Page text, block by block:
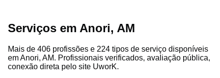
Serviços em Anori, AM
Mais de 406 profissões e 224 tipos de serviço disponíveis
em Anori, AM. Profissionais verificados, avaliação pública,
conexão direta pelo site UworK.